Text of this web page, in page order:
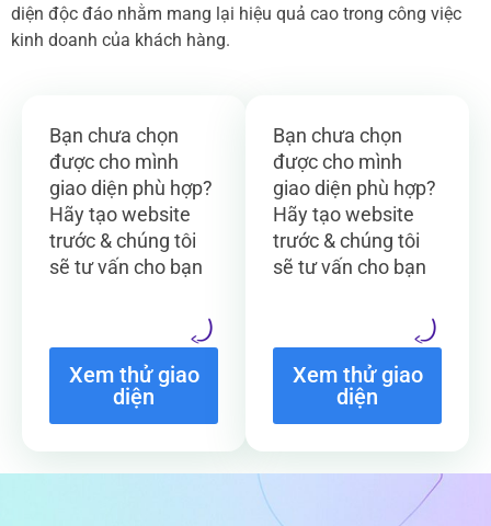
diện độc đáo nhằm mang lại hiệu quả cao trong công việc
kinh doanh của khách hàng.
Bạn chưa chọn
được cho mình
giao diện phù hợp?
Hãy tạo website
trước & chúng tôi
sẽ tư vấn cho bạn
Xem thử giao
diện
Bạn chưa chọn
được cho mình
giao diện phù hợp?
Hãy tạo website
trước & chúng tôi
sẽ tư vấn cho bạn
Xem thử giao
diện